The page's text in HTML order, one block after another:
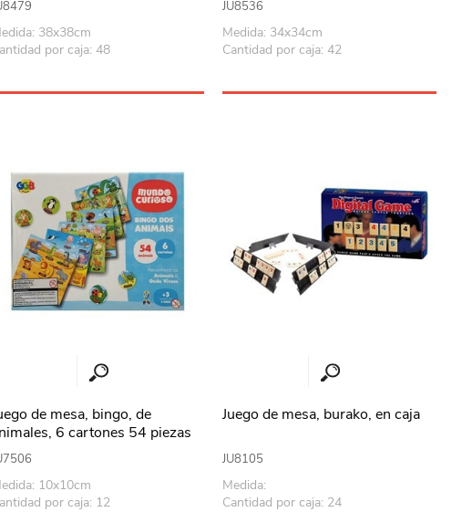
38x38cm
por caja: 48
JU8536
Medida: 34x34cm
Cantidad por caja: 42
de mesa, bingo, de
6 cartones 54 piezas
caja
10x10cm
por caja: 12
Juego de mesa, burako, en caja
JU8105
Medida:
Cantidad por caja: 24